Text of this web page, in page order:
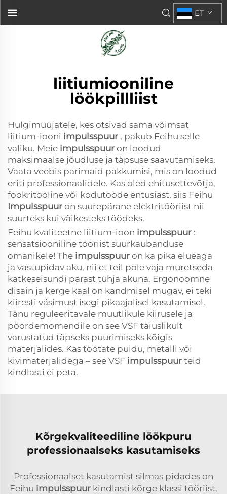
ET
liitiumiooniline
löökpillliist
Hulgimüüjatele, kes otsivad sama võimsat
liitium-iooni impulsspuur , pakub Feihu selle
valiku. Meie impulsspuur on loodud
maksimaalse jõudluse ja täpsuse saavutamiseks.
Vaata veebis parimaid pakkumisi, mis on loodud
eriti professionaalidele. Kas oled ehitusettevõtja,
fookritööline või kodutööde entusiast, siis Feihu
Impulsspuur on suurepärane elektritööriist nii
suurteks kui väikesteks töödeks.
Feihu kvaliteetne liitium-ioon impulsspuur :
sensatsiooniline tööriist suurkaubanduse
omanikele! The impulsspuur on ka pika elueaga
ja vastupidav aku, nii et teil pole vaja muretseda
katkeseisundi pärast tühja akuna. Ergonoomne
disain ja kerge kaal on kandmisel mugav, ei teki
kiiresti väsimust isegi pikaajalisel kasutamisel.
Tänu reguleeritavale muutlikule kiirusele ja
pöördemomendile on see VSF täiuslikult
varustatud täpseks puurimiseks kõigis
materjalides. Kas töötate puidu, metalli või
kivimaterjalidega – see VSF impulsspuur teid
kindlasti ei peta.
Kõrgekvaliteediline löökpuru
professionaalseks kasutamiseks
Professionaalset kasutamist silmas pidades on
Feihu impulsspuur kindlasti kõrge klassi tööriist,